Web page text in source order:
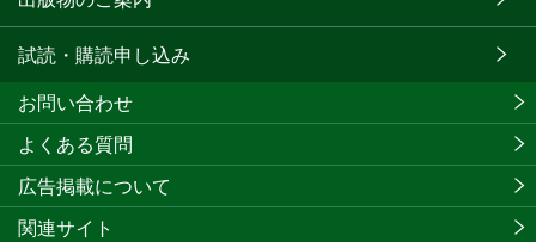
試読・購読申し込み
お問い合わせ
よくある質問
広告掲載について
関連サイト